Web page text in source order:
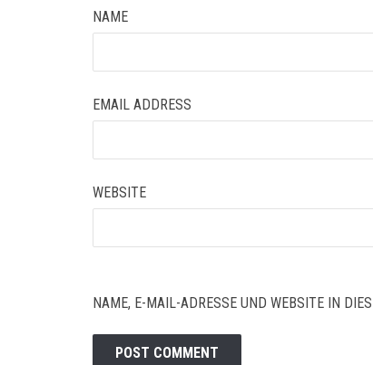
NAME
EMAIL ADDRESS
WEBSITE
NAME, E-MAIL-ADRESSE UND WEBSITE IN